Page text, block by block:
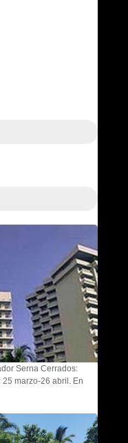
Serna Cerrados:
marzo-26 abril. En